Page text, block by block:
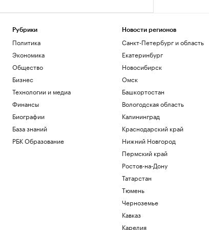
Рубрики
Политика
Экономика
Общество
Бизнес
Технологии и медиа
Финансы
Биографии
База знаний
РБК Образование
Новости регионов
Санкт-Петербург и область
Екатеринбург
Новосибирск
Омск
Башкортостан
Вологодская область
Калининград
Краснодарский край
Нижний Новгород
Пермский край
Ростов-на-Дону
Татарстан
Тюмень
Черноземье
Кавказ
Карелия